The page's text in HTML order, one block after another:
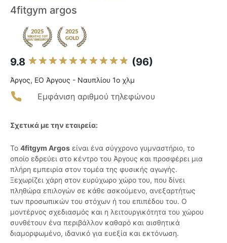
4fitgym argos
9.8 (96)
Άργος, ΕΟ Άργους - Ναυπλίου 1ο χλμ
Εμφάνιση αριθμού τηλεφώνου
Σχετικά με την εταιρεία:
Το 4fitgym Argos είναι ένα σύγχρονο γυμναστήριο, το
οποίο εδρεύει στο κέντρο του Άργους και προσφέρει μια
πλήρη εμπειρία στον τομέα της φυσικής αγωγής.
Ξεχωρίζει χάρη στον ευρύχωρο χώρο του, που δίνει
πληθώρα επιλογών σε κάθε ασκούμενο, ανεξαρτήτως
των προσωπικών του στόχων ή του επιπέδου του. Ο
μοντέρνος σχεδιασμός και η λειτουργικότητα του χώρου
συνθέτουν ένα περιβάλλον καθαρό και αισθητικά
διαμορφωμένο, ιδανικό για ευεξία και εκτόνωση.